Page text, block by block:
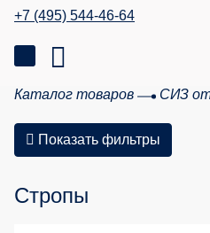
+7 (495) 544-46-64
Каталог товаров СИЗ
Показать фильтры
Стропы